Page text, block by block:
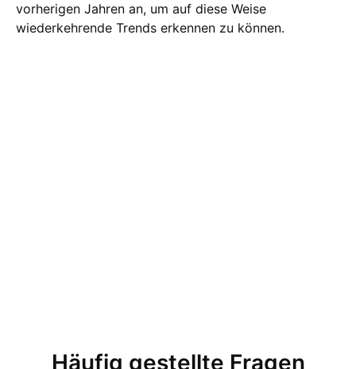
vorherigen Jahren an, um auf diese Weise
wiederkehrende Trends erkennen zu können.
Häufig gestellte Fragen